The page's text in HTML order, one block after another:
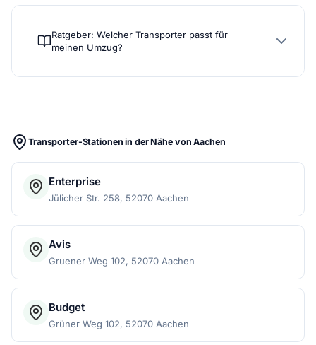
Ratgeber: Welcher Transporter passt für
meinen Umzug?
Transporter-Stationen in der Nähe von Aachen
Enterprise
Jülicher Str. 258, 52070 Aachen
Avis
Gruener Weg 102, 52070 Aachen
Budget
Grüner Weg 102, 52070 Aachen